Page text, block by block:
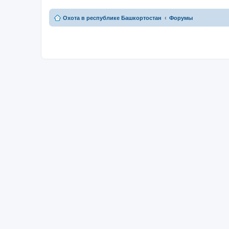
Охота в республике Башкортостан Форумы